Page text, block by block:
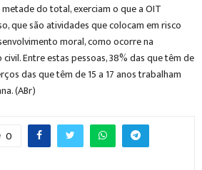
do total, exerciam o que a OIT
que são atividades que colocam em risco
moral, como ocorre na
Entre estas pessoas, 38% das que têm de
das que têm de 15 a 17 anos trabalham
(ABr)
0